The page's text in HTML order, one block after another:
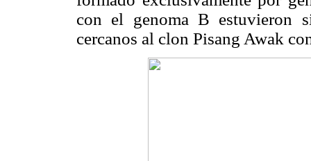
con el genoma B estuvieron
cercanos al clon Pisang Awak